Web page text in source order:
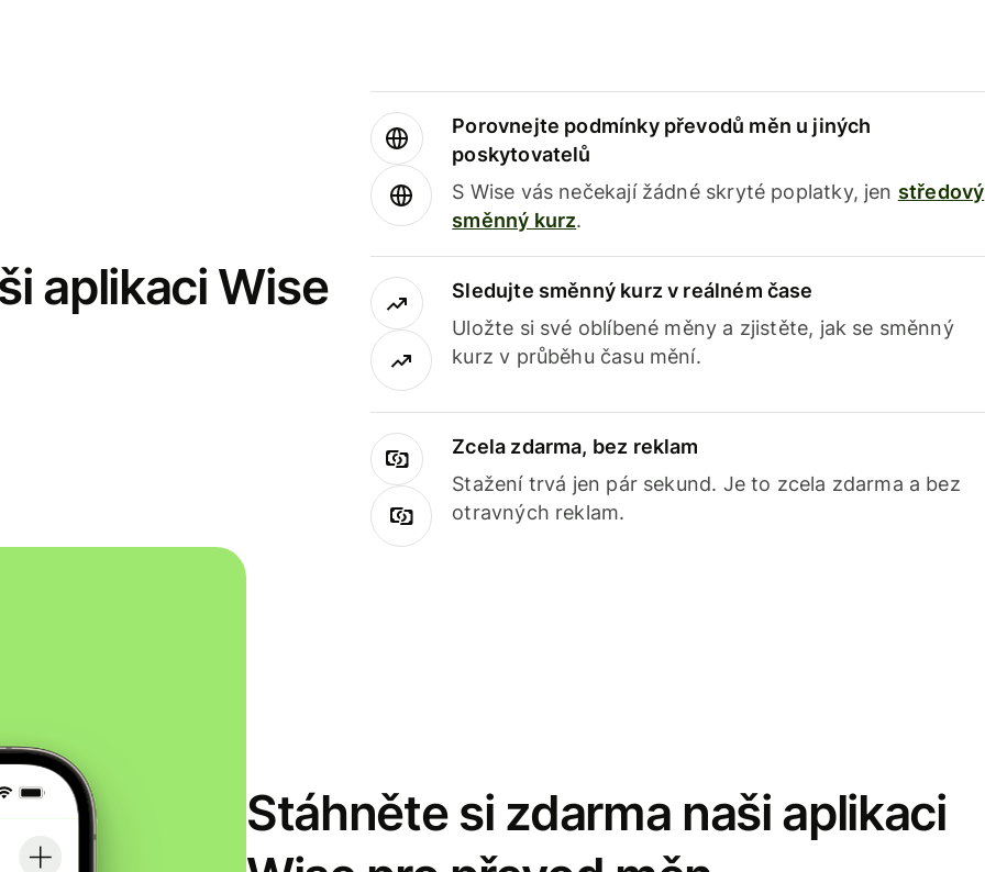
aplikaci Wise
Porovnejte podmínky převodů měn u jiných
poskytovatelů
S Wise vás nečekají žádné skryté poplatky, jen středový
směnný kurz.
Sledujte směnný kurz v reálném čase
Uložte si své oblíbené měny a zjistěte, jak se směnný
kurz v průběhu času mění.
Zcela zdarma, bez reklam
Stažení trvá jen pár sekund. Je to zcela zdarma a bez
otravných reklam.
Stáhněte si zdarma naši aplikaci